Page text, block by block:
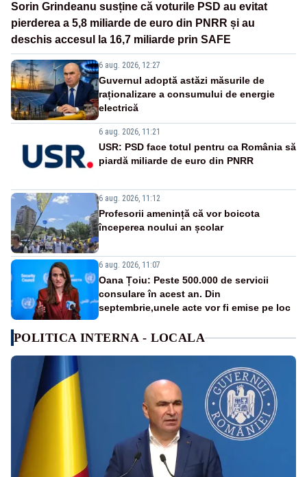
Sorin Grindeanu susține că voturile PSD au evitat
pierderea a 5,8 miliarde de euro din PNRR și au
deschis accesul la 16,7 miliarde prin SAFE
6 aug. 2026, 12:27
Guvernul adoptă astăzi măsurile de
raționalizare a consumului de energie
electrică
6 aug. 2026, 11:21
USR: PSD face totul pentru ca România să
piardă miliarde de euro din PNRR
6 aug. 2026, 11:12
Profesorii amenință că vor boicota
începerea noului an școlar
6 aug. 2026, 11:07
Oana Țoiu: Peste 500.000 de servicii
consulare în acest an. Din
septembrie,unele acte vor fi emise pe loc
POLITICA INTERNA - LOCALA